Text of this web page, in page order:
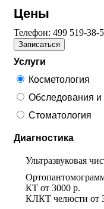
Цены
Телефон: 499 519-38-
Записаться
Услуги
Косметология
Обследования и
Стоматология
Диагностика
Ультразвуковая
КТ от 3000 р.
КЛКТ челюсти от